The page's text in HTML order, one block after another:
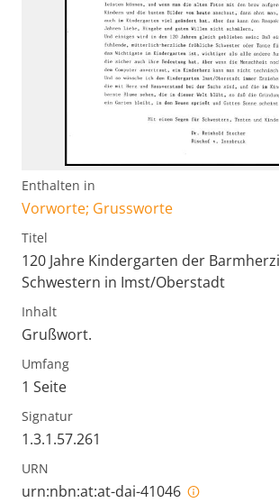
Enthalten in
Vorworte; Grussworte
Titel
120 Jahre Kindergarten der
Schwestern in Imst/Oberstadt
Inhalt
Grußwort.
Umfang
1 Seite
Signatur
1.3.1.57.261
URN
urn:nbn:at:at-dai-41046